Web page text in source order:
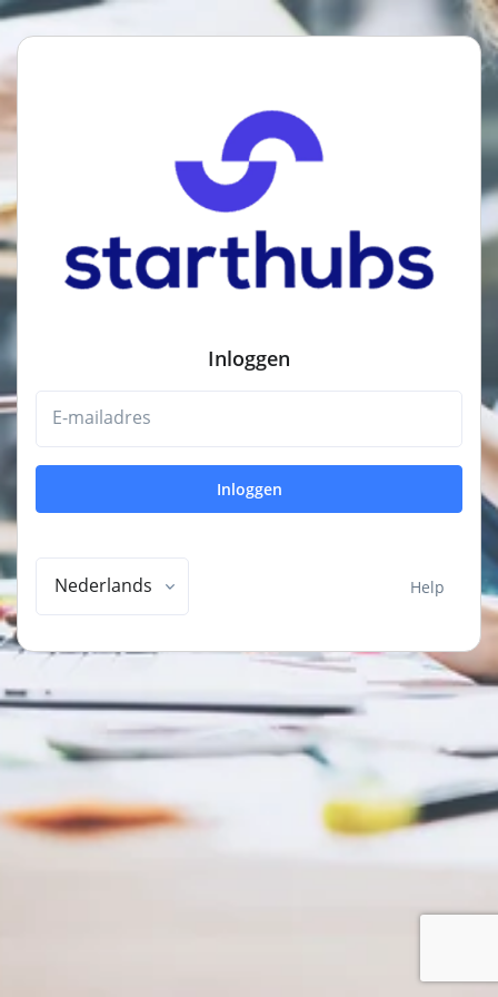
Inloggen
E-mailadres
Inloggen
Nederlands Help